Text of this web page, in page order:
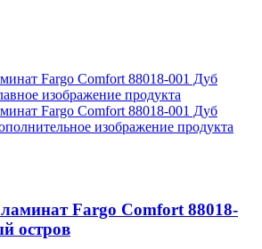
Fargo Comfort 88018-
остров